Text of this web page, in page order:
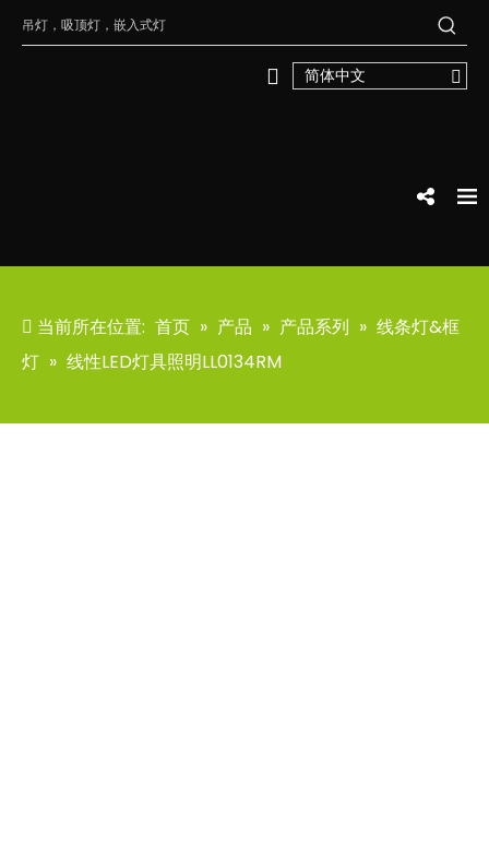
简体中文
当前所在位置: 首页 » 产品 » 产品系列 » 线条灯&框
灯 » 线性LED灯具照明LL0134RM